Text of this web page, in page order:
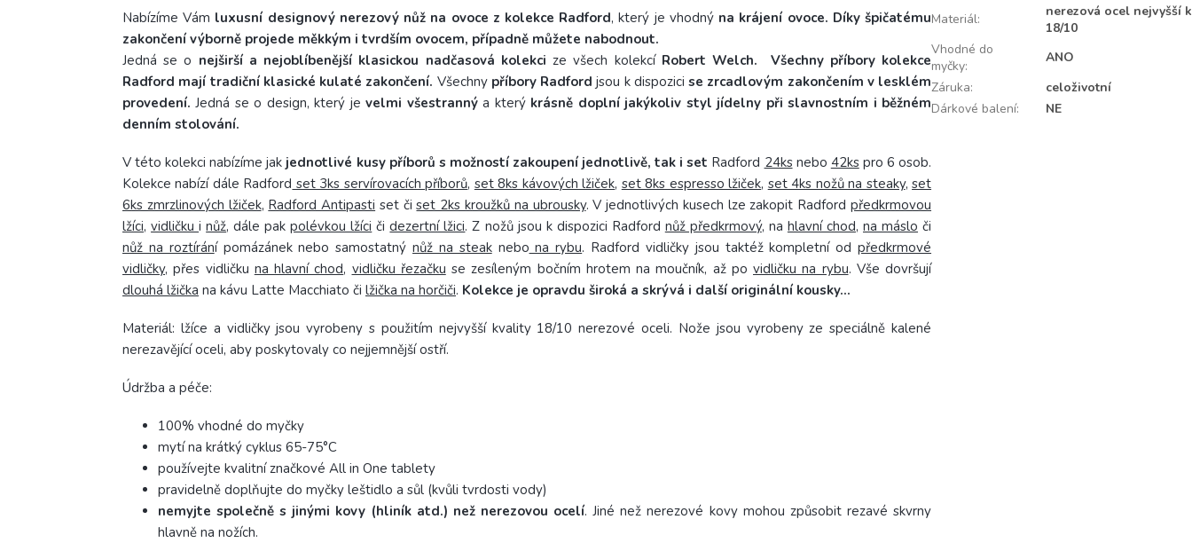
Nabízíme Vám luxusní designový nerezový nůž na ovoce z kolekce Radford, který je vhodnýna krájení ovoce. Díky špičatému
zakončení výborně projede měkkým i tvrdším ovocem, případně můžete nabodnout.
Jedná se o nejširší a nejoblíbenější klasickou nadčasová kolekcize všech kolekcíRobert Welch. Všechny příbory kolekce
Radford mají tradiční klasické kulaté zakončení. Všechnypříbory Radford jsou k dispozici se zrcadlovým zakončením v lesklém
provedení.Jedná se o design, který je velmi všestrannýa kterýkrásně doplní jakýkoliv styl jídelny při slavnostním i běžném
denním stolování.
V této kolekci nabízíme jak jednotlivé kusy příborů s možností zakoupení jednotlivě, tak i set Radford 24ksnebo 42kspro 6 osob.
Kolekce nabízí dále Radford set 3ks servírovacích příborů, set 8ks kávových lžiček, set 8ks espresso lžiček, set 4ks nožů na steaky,set
6ks zmrzlinových lžiček, Radford Antipasti set čiset 2ks kroužků na ubrousky. V jednotlivých kusech lze zakopit Radfordpředkrmovou
lžíci,vidličkuinůž, dále pakpolévkou lžíci čidezertní lžici. Z nožů jsou k dispozici Radford nůž předkrmový, na hlavní chod, na máslo či
nůž na roztírání pomázánek nebo samostatnýnůž na steaknebo na rybu. Radford vidličky jsou taktéž kompletní odpředkrmové
vidličky, přes vidličku na hlavní chod, vidličku řezačku se zesíleným bočním hrotem na moučník, až po vidličku na rybu. Vše dovršují
dlouhá lžička na kávu Latte Macchiato či lžička na horčiči. Kolekce je opravdu široká a skrývá i další originální kousky...
Materiál: lžíce a vidličky jsou vyrobeny s použitím nejvyšší kvality 18/10 nerezové oceli. Nože jsou vyrobeny ze speciálně kalené
nerezavějící oceli, aby poskytovaly co nejjemnější ostří.
Údržba a péče:
100% vhodné do myčky
mytí na krátký cyklus 65-75°C
používejte kvalitní značkové All in One tablety
pravidelně doplňujte do myčky leštidlo a sůl (kvůli tvrdosti vody)
nemyjte společně s jinými kovy (hliník atd.) než nerezovou ocelí. Jiné než nerezové kovy mohou způsobit rezavé skvrny
hlavně na nožích.
Materiál:
nerezová ocel nejvyšší
18/10
Vhodné do
myčky:
ANO
Záruka:
celoživotní
Dárkové balení: NE